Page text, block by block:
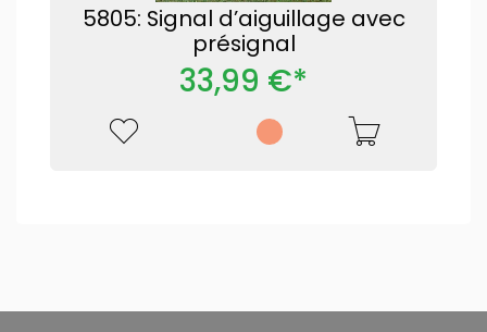
5805: Signal d’aiguillage avec
présignal
33,99 €*